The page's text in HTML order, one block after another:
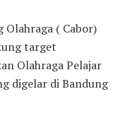
Olahraga ( Cabor)
target
Olahraga Pelajar
digelar di Bandung